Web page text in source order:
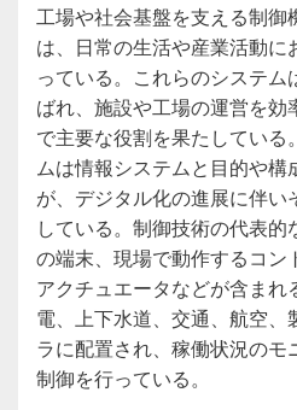
工場や社会基盤を支える制御
は、日常の生活や産業活動に
っている。 これらのシステム
ばれ、施設や工場の運営を効
で主要な役割を果たしている
ムは情報システムと目的や構
が、デジタル化の進展に伴い
している。制御技術の代表
の端末、現場で動作するコン
アクチュエータなどが含まれ
電、上下水道、交通、航空、
ラに配置され、稼働状況のモ
制御を行っている。